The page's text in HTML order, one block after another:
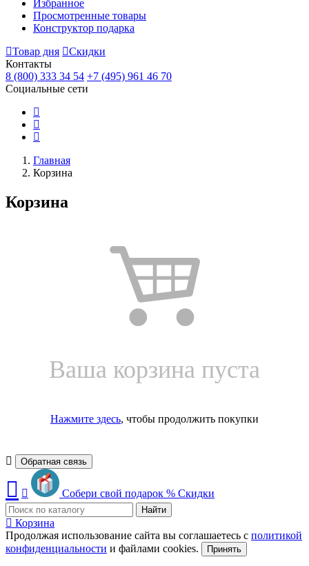
Избранное
Просмотренные товары
Конструктор подарка
Товар дня
Скидки
Контакты
8 (800) 333 34 54 +7 (495) 961 46 70
Социальные сети
Главная
Корзина
Корзина
Ваша корзина пуста
Нажмите здесь, чтобы продолжить покупки
Обратная связь
Собери свой подарок % Скидки
Найти
Корзина
Продолжая использование сайта вы соглашаетесь с политикой
конфиденциальности и файлами cookies. Принять